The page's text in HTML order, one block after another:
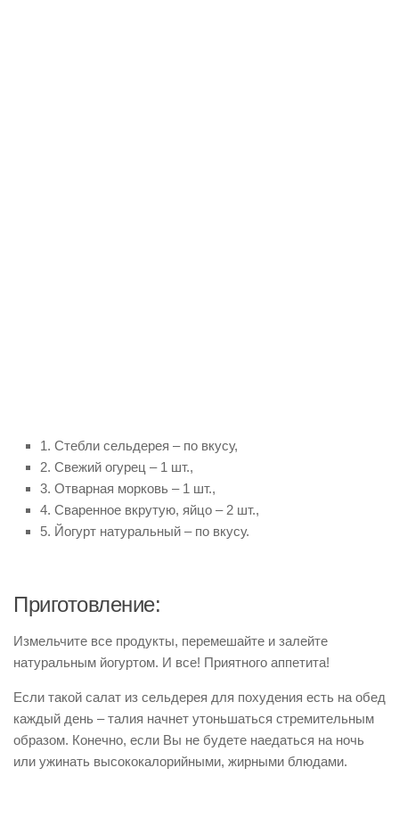
1. Стебли сельдерея – по вкусу,
2. Свежий огурец – 1 шт.,
3. Отварная морковь – 1 шт.,
4. Сваренное вкрутую, яйцо – 2 шт.,
5. Йогурт натуральный – по вкусу.
Приготовление:
Измельчите все продукты, перемешайте и залейте
натуральным йогуртом. И все! Приятного аппетита!
Если такой салат из сельдерея для похудения есть на обед
каждый день – талия начнет утоньшаться стремительным
образом. Конечно, если Вы не будете наедаться на ночь
или ужинать высококалорийными, жирными блюдами.